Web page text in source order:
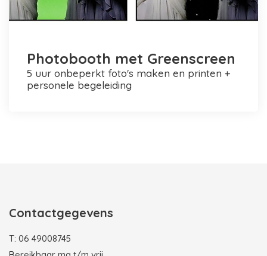
Photobooth met Greenscreen
5 uur onbeperkt foto's maken en printen +
personele begeleiding
Contactgegevens
T: 06 49008745